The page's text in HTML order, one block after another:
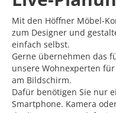
Mit den Höffner Möbel-
zum Designer und
einfach selbst.
Gerne übernehmen das
unsere Wohnexperten
am Bildschirm.
Dafür benötigen Sie nur
Smartphone. Kamera